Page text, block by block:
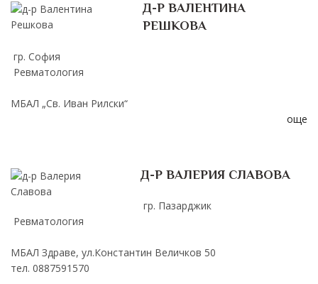
Д-Р ВАЛЕНТИНА
РЕШКОВА
гр. София
Ревматология
МБАЛ „Св. Иван Рилски“
още
Д-Р ВАЛЕРИЯ СЛАВОВА
гр. Пазарджик
Ревматология
МБАЛ Здраве, ул.Константин Величков 50
тел. 0887591570